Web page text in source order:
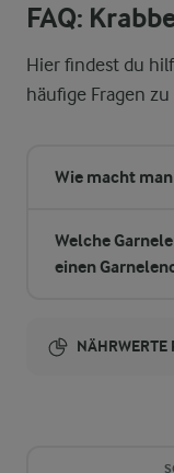
FAQ:
Hier findest du
häufige Fragen
Wie macht
Welche
einen
NÄHRWERTE